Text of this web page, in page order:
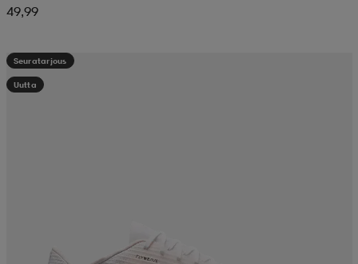
49,99
Seuratarjous
Uutta